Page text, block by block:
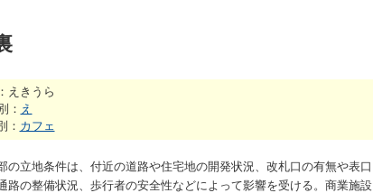
えきうら
： え
： カフェ
の立地条件は、付近の道路や住宅地の開発状況、改札口の有無や表口
路の整備状況、歩行者の安全性などによって影響を受ける。商業施設